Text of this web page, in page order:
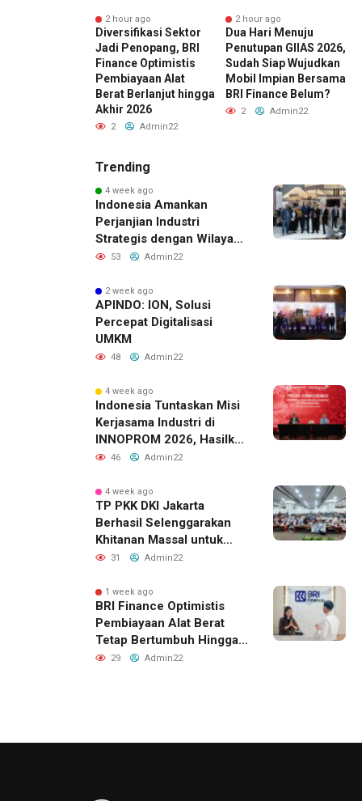
2 hour ago
Diversifikasi Sektor
Jadi Penopang, BRI
Finance Optimistis
Pembiayaan Alat
Berat Berlanjut hingga
Akhir 2026
2 Admin22
2 hour ago
Dua Hari Menuju
Penutupan GIIAS 2026,
Sudah Siap Wujudkan
Mobil Impian Bersama
BRI Finance Belum?
2 Admin22
Trending
4 week ago
Indonesia Amankan
Perjanjian Industri
Strategis dengan Wilayah
Sverdlovsk, Rusia untuk
53 Admin22
2 week ago
APINDO: ION, Solusi
Percepat Digitalisasi
UMKM
48 Admin22
4 week ago
Indonesia Tuntaskan Misi
Kerjasama Industri di
INNOPROM 2026, Hasilkan
Belasan Kerja Sama
46 Admin22
4 week ago
TP PKK DKI Jakarta
Berhasil Selenggarakan
Khitanan Massal untuk
Lebih dari 2.000 Anak:
Raih Penghargaan MURI
31 Admin22
1 week ago
BRI Finance Optimistis
Pembiayaan Alat Berat
Tetap Bertumbuh Hingga
Akhir 2026
29 Admin22